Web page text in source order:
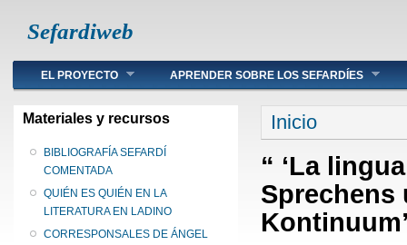
Sefardiweb
Main menu
EL PROYECTO APRENDER SOBRE LOS SEFARDÍES
Materiales y recursos
BIBLIOGRAFÍA SEFARDÍ
COMENTADA
QUIÉN ES QUIÉN EN LA
LITERATURA EN LADINO
CORRESPONSALES DE ÁNGEL
Se encuentra
Inicio
“ ‘La
Sprechens